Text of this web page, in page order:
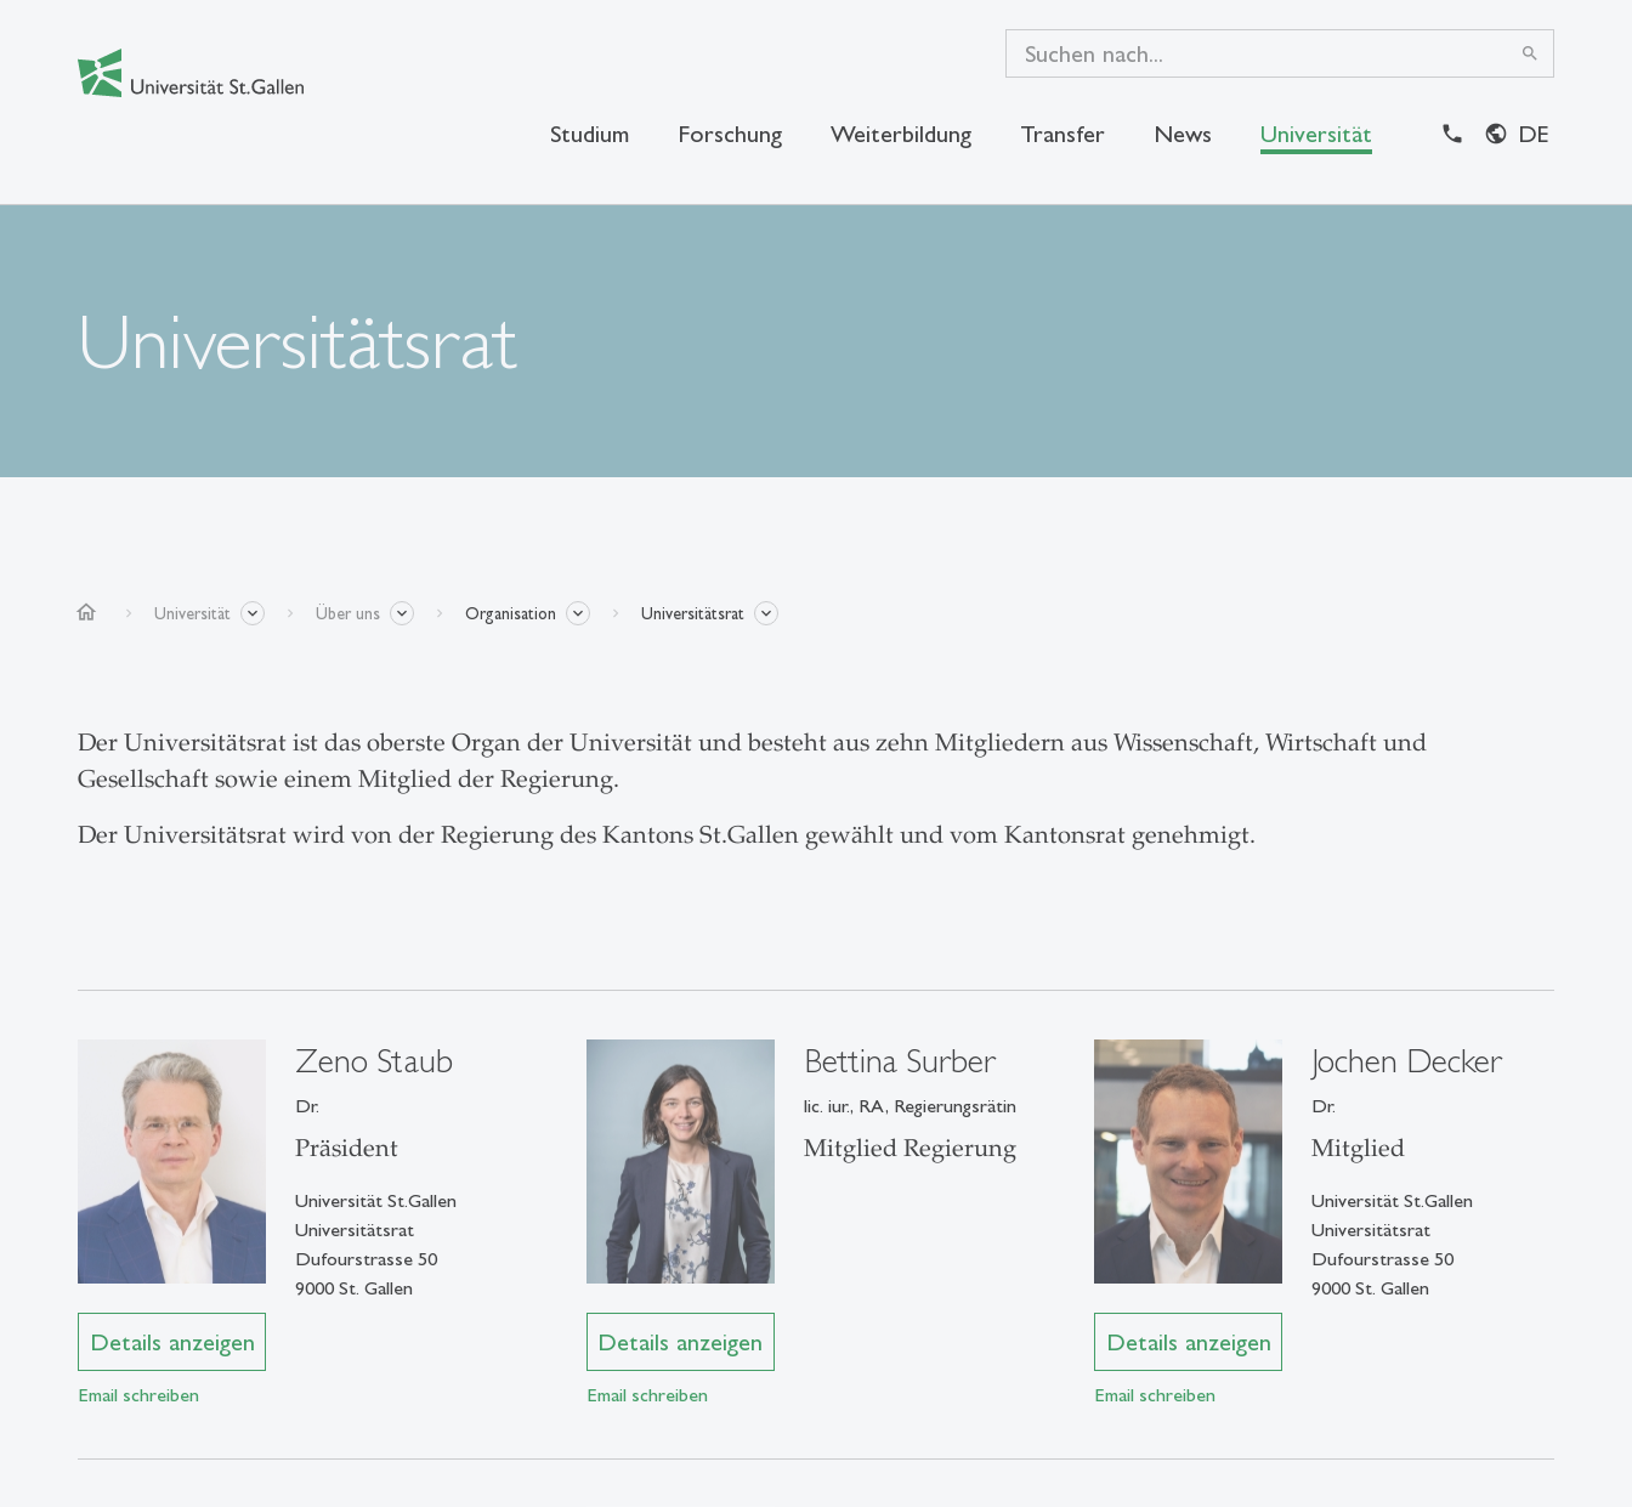
search
Studium Forschung Weiterbildung Transfer News Universität DE
Universitätsrat
home Universität Über uns Organisation Universitätsrat
Der Universitätsrat ist das oberste Organ der Universität und besteht aus zehn Mitgliedern aus Wissenschaft, Wirtschaft und
Gesellschaft sowie einem Mitglied der Regierung.
Der Universitätsrat wird von der Regierung des Kantons St.Gallen gewählt und vom Kantonsrat genehmigt.
Details anzeigen
Email schreiben
Zeno Staub
Dr.
Präsident
Universität St.Gallen
Universitätsrat
Dufourstrasse 50
9000 St. Gallen
Details anzeigen
Email schreiben
Bettina Surber
lic. iur., RA, Regierungsrätin
Mitglied Regierung
Details anzeigen
Email schreiben
Jochen Decker
Dr.
Mitglied
Universität St.Gallen
Universitätsrat
Dufourstrasse 50
9000 St. Gallen